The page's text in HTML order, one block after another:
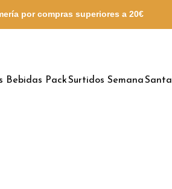
por compras superiores a 20€
Bebidas Pack Surtidos Semana Santa